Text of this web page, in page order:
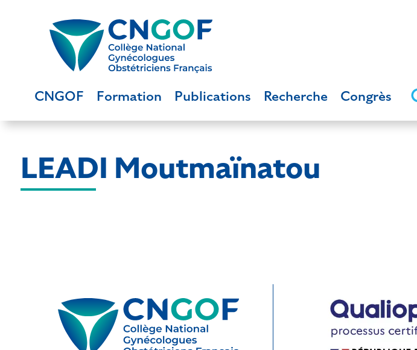
CNGOF Formation Publications Recherche Congrès
LEADI Moutmaïnatou